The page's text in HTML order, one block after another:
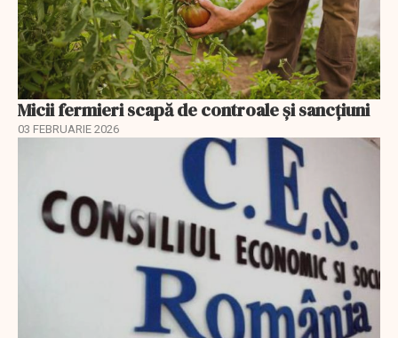
Micii fermieri scapă de controale și sancțiuni
03 FEBRUARIE 2026